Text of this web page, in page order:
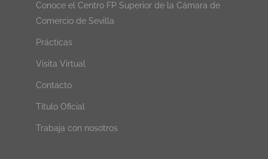
Conoce el Centro FP Superior de la Cámara de
Comercio de Sevilla
Prácticas
Visita Virtual
Contacto
Título Oficial
Trabaja con nosotros